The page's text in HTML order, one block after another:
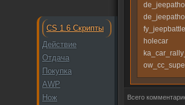
CS 1.6 Скрипты
Действие
Отдача
Покупка
AWP
Нож
fy_jeepbattle
holecar
Всего